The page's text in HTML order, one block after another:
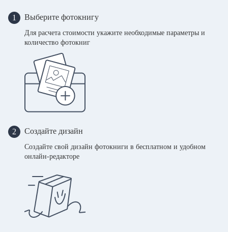
1 Выберите фотокнигу
Для расчета стоимости укажите необходимые параметры и
количество фотокниг
2 Создайте дизайн
Создайте свой дизайн фотокниги в бесплатном и удобном
онлайн-редакторе